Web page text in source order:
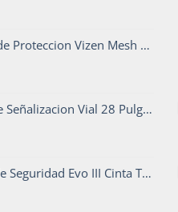
Proteccion Vizen Mesh PETZL
Vial 28 Pulgadas Base Pesada
Evo III Cinta Top - STEELPRO